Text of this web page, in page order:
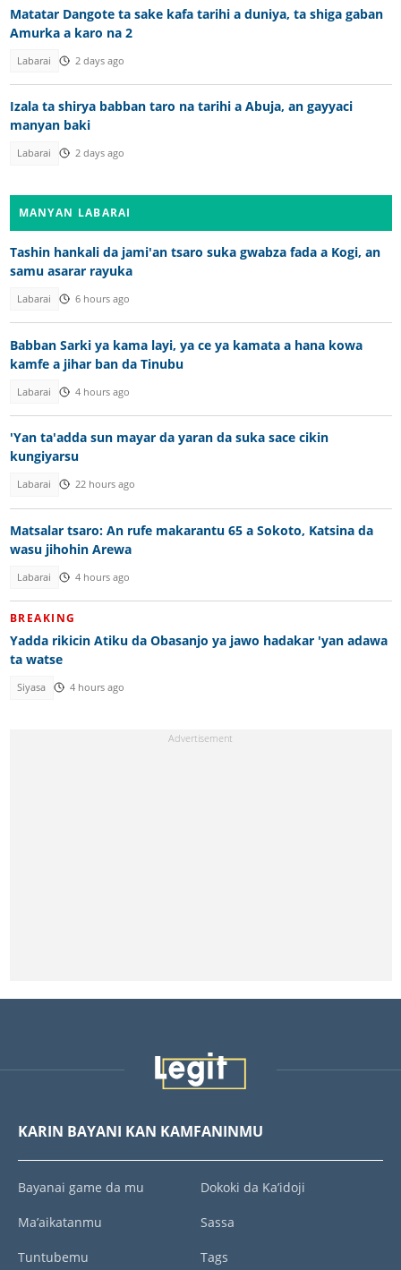
Matatar Dangote ta sake kafa tarihi a duniya, ta shiga gaban
Amurka a karo na 2
Labarai 2 days ago
Izala ta shirya babban taro na tarihi a Abuja, an gayyaci
manyan baki
Labarai 2 days ago
MANYAN LABARAI
Tashin hankali da jami'an tsaro suka gwabza fada a Kogi, an
samu asarar rayuka
Labarai 6 hours ago
Babban Sarki ya kama layi, ya ce ya kamata a hana kowa
kamfe a jihar ban da Tinubu
Labarai 4 hours ago
'Yan ta'adda sun mayar da yaran da suka sace cikin
kungiyarsu
Labarai 22 hours ago
Matsalar tsaro: An rufe makarantu 65 a Sokoto, Katsina da
wasu jihohin Arewa
Labarai 4 hours ago
BREAKING
Yadda rikicin Atiku da Obasanjo ya jawo hadakar 'yan adawa
ta watse
Siyasa 4 hours ago
KARIN BAYANI KAN KAMFANINMU
Bayanai game da mu
Ma’aikatanmu
Tuntubemu
Dokoki da Ka’idoji
Sassa
Tags